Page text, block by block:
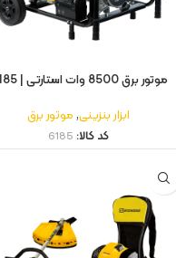
موتور برق 8500 وات استارتی | 6185
ابزار بنزینی,موتور برق
کد کالا: 6185